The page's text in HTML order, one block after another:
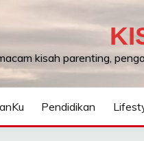
kisah parenting,
Pendidikan